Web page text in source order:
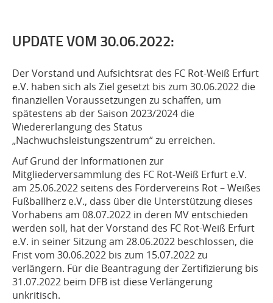
UPDATE VOM 30.06.2022:
Der Vorstand und Aufsichtsrat des FC Rot-Weiß Erfurt
e.V. haben sich als Ziel gesetzt bis zum 30.06.2022 die
finanziellen Voraussetzungen zu schaffen, um
spätestens ab der Saison 2023/2024 die
Wiedererlangung des Status
„Nachwuchsleistungszentrum“ zu erreichen.
Auf Grund der Informationen zur
Mitgliederversammlung des FC Rot-Weiß Erfurt e.V.
am 25.06.2022 seitens des Fördervereins Rot – Weißes
Fußballherz e.V., dass über die Unterstützung dieses
Vorhabens am 08.07.2022 in deren MV entschieden
werden soll, hat der Vorstand des FC Rot-Weiß Erfurt
e.V. in seiner Sitzung am 28.06.2022 beschlossen, die
Frist vom 30.06.2022 bis zum 15.07.2022 zu
verlängern. Für die Beantragung der Zertifizierung bis
31.07.2022 beim DFB ist diese Verlängerung
unkritisch.